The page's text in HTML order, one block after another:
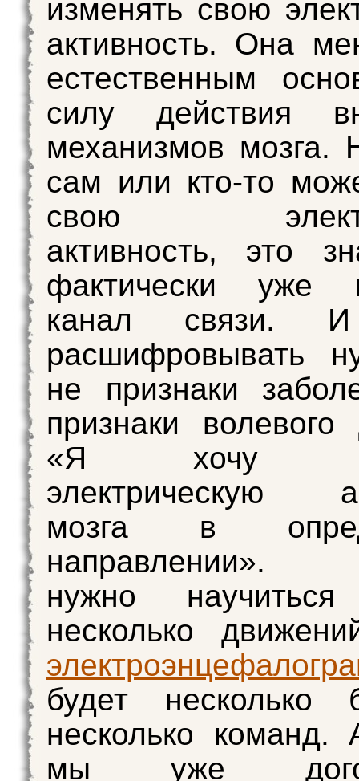
изменять свою
активность. Она
естественным
силу действия
механизмов мозга.
сам или кто-то
свою
активность, это
фактически уже
канал связи. И
расшифровывать
не признаки
признаки волевого
«Я хочу
электрическую
мозга в
направлении».
нужно научиться
несколько
будет несколько
несколько
мы уже